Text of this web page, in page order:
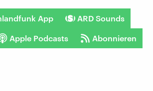
App ARD Sounds
Apple Podcasts Abonnieren